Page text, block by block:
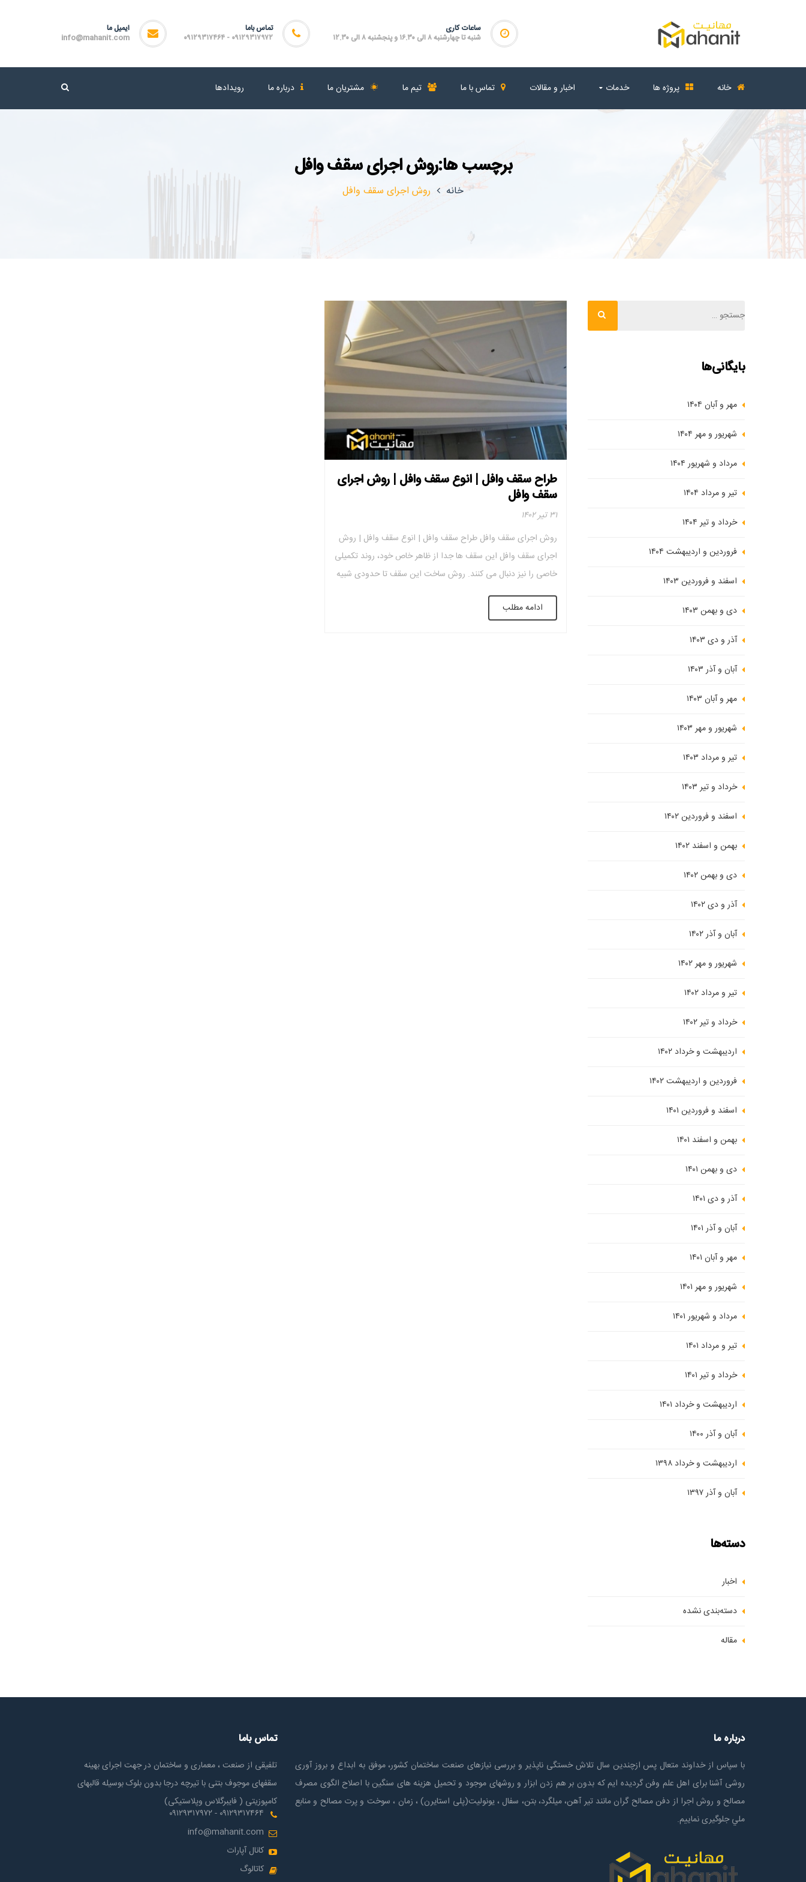
ایمیل ما
info@mahanit.com
تماس باما
۰۹۱۲۹۳۱۷۹۷۲ - ۰۹۱۲۹۳۱۷۴۶۴
ساعات کاری
شنبه تا چهارشنبه ۸ الی ۱۶.۳۰ و پنجشنبه ۸ الی ۱۲.۳۰
خانه پروژه ها خدمات اخبار و مقالات تماس با ما تیم ما مشتریان ما درباره ما رویدادها
برچسب ها:روش اجرای سقف وافل
خانه روش اجرای سقف وافل
طراح سقف وافل | انوع سقف وافل | روش اجرای
سقف وافل
۳۱ تیر ۱۴۰۲
روش اجرای سقف وافل طراح سقف وافل | انوع سقف وافل | روش
اجرای سقف وافل این سقف ها جدا از ظاهر خاص خود، روند تکمیلی
خاصی را نیز دنبال می کنند. روش ساخت این سقف تا حدودی شبیه
به دال بتنی (مثلاً سقف مرکب) است، اما با این تفاوت که سقف وافل
دیگر تیرهای […]
ادامه مطلب
بایگانی‌ها
مهر و آبان ۱۴۰۴
شهریور و مهر ۱۴۰۴
مرداد و شهریور ۱۴۰۴
تیر و مرداد ۱۴۰۴
خرداد و تیر ۱۴۰۴
فروردین و اردیبهشت ۱۴۰۴
اسفند و فروردین ۱۴۰۳
دی و بهمن ۱۴۰۳
آذر و دی ۱۴۰۳
آبان و آذر ۱۴۰۳
مهر و آبان ۱۴۰۳
شهریور و مهر ۱۴۰۳
تیر و مرداد ۱۴۰۳
خرداد و تیر ۱۴۰۳
اسفند و فروردین ۱۴۰۲
بهمن و اسفند ۱۴۰۲
دی و بهمن ۱۴۰۲
آذر و دی ۱۴۰۲
آبان و آذر ۱۴۰۲
شهریور و مهر ۱۴۰۲
تیر و مرداد ۱۴۰۲
خرداد و تیر ۱۴۰۲
اردیبهشت و خرداد ۱۴۰۲
فروردین و اردیبهشت ۱۴۰۲
اسفند و فروردین ۱۴۰۱
بهمن و اسفند ۱۴۰۱
دی و بهمن ۱۴۰۱
آذر و دی ۱۴۰۱
آبان و آذر ۱۴۰۱
مهر و آبان ۱۴۰۱
شهریور و مهر ۱۴۰۱
مرداد و شهریور ۱۴۰۱
تیر و مرداد ۱۴۰۱
خرداد و تیر ۱۴۰۱
اردیبهشت و خرداد ۱۴۰۱
آبان و آذر ۱۴۰۰
اردیبهشت و خرداد ۱۳۹۸
آبان و آذر ۱۳۹۷
دسته‌ها
اخبار
دسته‌بندی نشده
مقاله
درباره ما
با سپاس از خداوند متعال پس ازچندين سال تلاش خستگی ناپذير و بررسی نیازهای صنعت ساختمان كشور، موفق به ابداع و بروز آوری
روشی آشنا برای اهل علم وفن گردیده ایم که بدون بر هم زدن ابزار و روشهای موجود و تحمیل هزینه های سنگین با اصلاح الگوی مصرف
مصالح و روش اجرا از دفن مصالح گران مانند تیر آهن، میلگرد، بتن، سفال ، یونولیت(پلی استايرن) ، زمان ، سوخت و پرت مصالح و منابع
ملي جلوگیری نماییم.
تماس باما
تلفیقی از صنعت ، معماری و ساختمان در جهت اجرای بهینه
سقفهای موجوف بتنی با تیرچه درجا بدون بلوک بوسیله قالبهای
کامپوزیتی ( فایبرگلاس وپلاستیکی)
۰۹۱۲۹۳۱۷۴۶۴ - ۰۹۱۲۹۳۱۷۹۷۲
info@mahanit.com
کانال آپارات
کاتالوگ